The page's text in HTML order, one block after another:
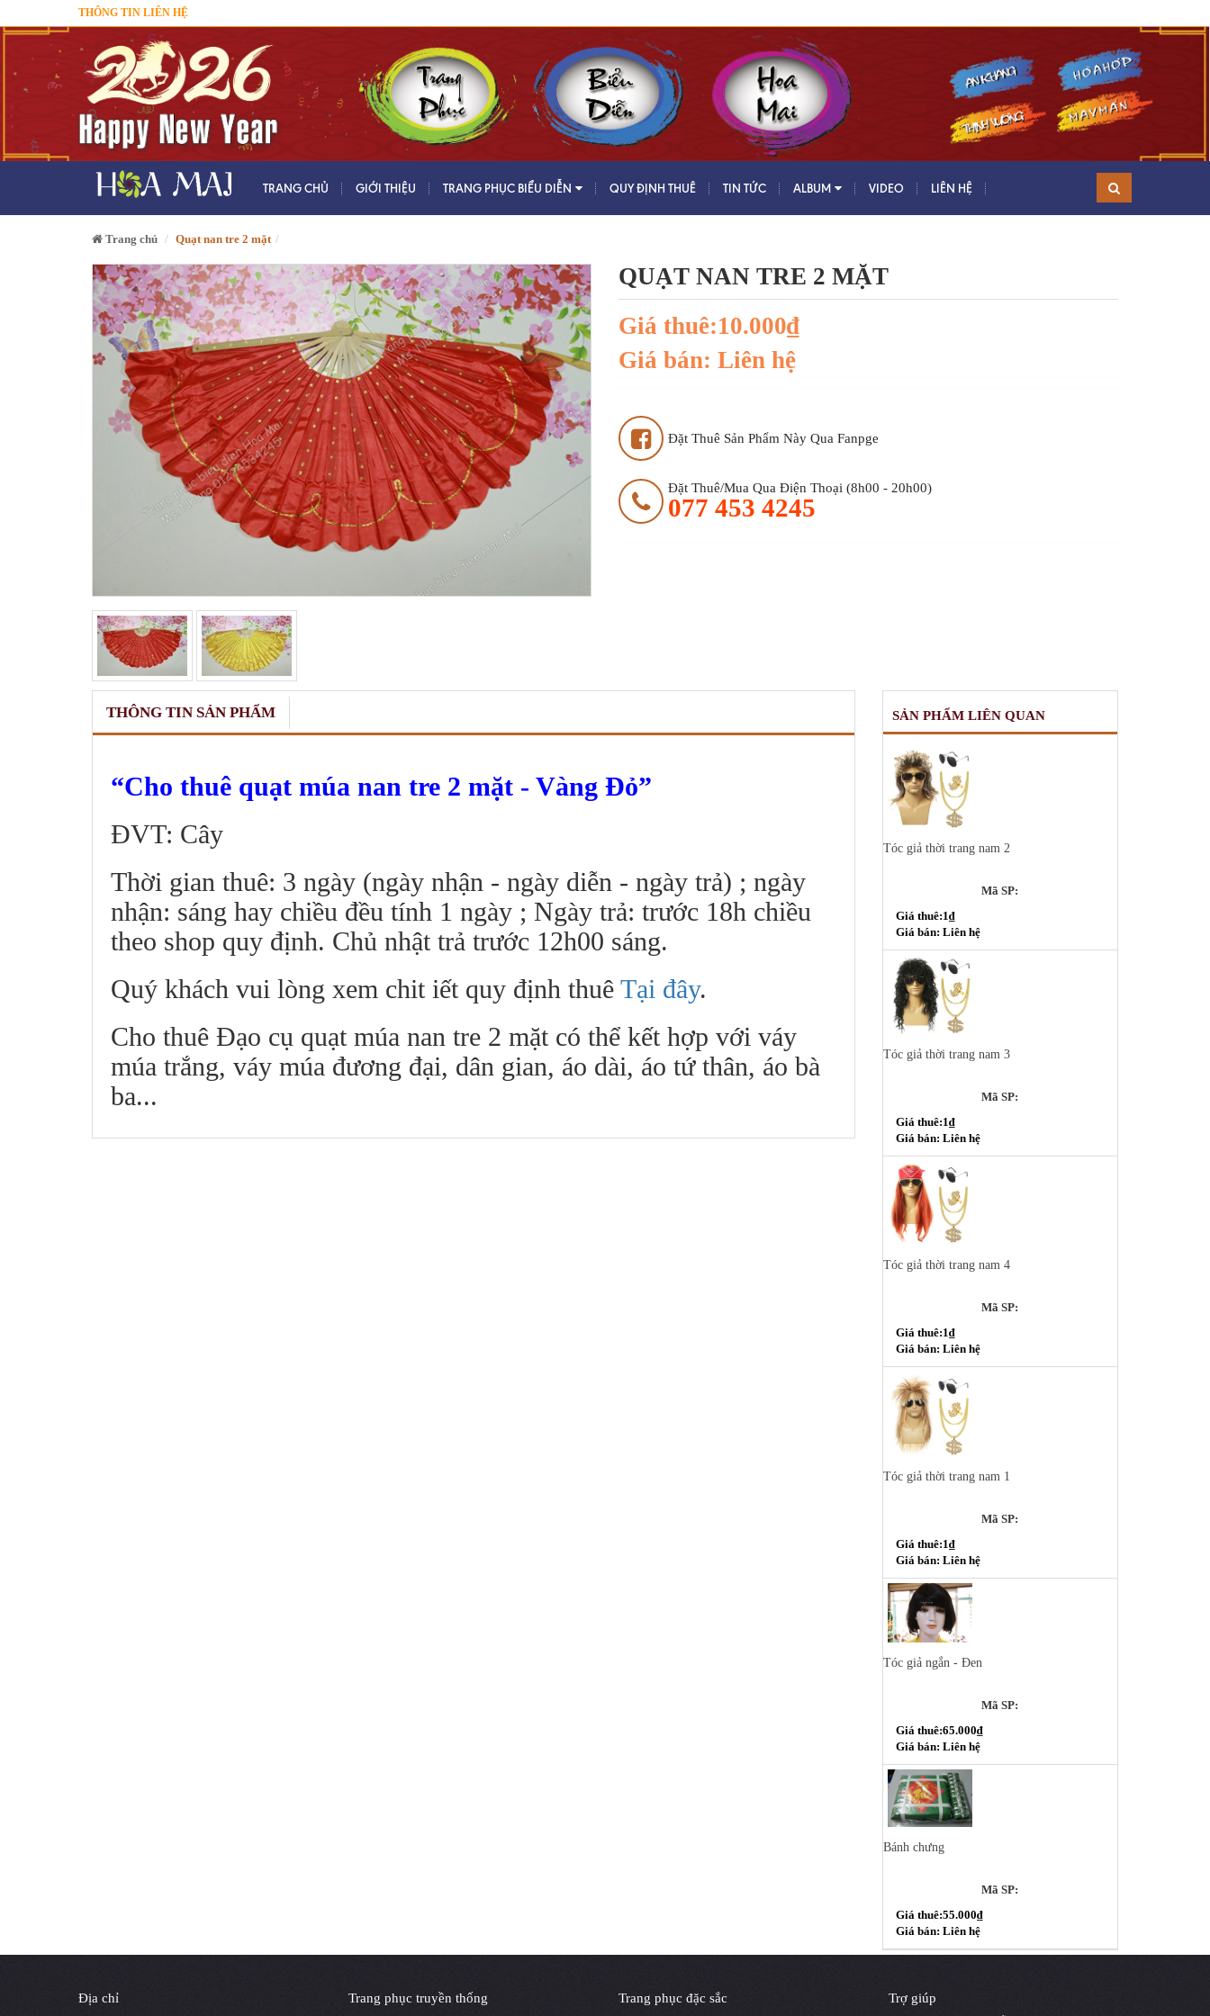
THÔNG TIN LIÊN HỆ
TRANG CHỦ GIỚI THIỆU TRANG PHỤC BIỂU DIỄN QUY ĐỊNH THUÊ TIN TỨC ALBUM VIDEO LIÊN HỆ
Trang chủ Quạt nan tre 2 mặt
QUẠT NAN TRE 2 MẶT
Giá thuê:10.000₫
Giá bán: Liên hệ
Đặt Thuê Sản Phẩm Này Qua Fanpge
Đặt Thuê/mua Qua Điện Thoại (8h00 - 20h00)
077 453 4245
THÔNG TIN SẢN PHẨM
Cho thuê quạt múa nan tre 2 mặt - Vàng Đỏ
ĐVT: Cây
Thời gian thuê: 3 ngày (ngày nhận - ngày diễn - ngày trả) ; ngày
nhận: sáng hay chiều đều tính 1 ngày ; Ngày trả: trước 18h chiều
theo shop quy định. Chủ nhật trả trước 12h00 sáng.
Quý khách vui lòng xem chit iết quy định thuê Tại đây.
Cho thuê Đạo cụ quạt múa nan tre 2 mặt có thể kết hợp với váy
múa trắng, váy múa đương đại, dân gian, áo dài, áo tứ thân, áo bà
ba...
SẢN PHẨM LIÊN QUAN
Tóc giả thời trang nam 2
Mã SP:
Giá thuê:1₫
Giá bán: Liên hệ
Tóc giả thời trang nam 3
Mã SP:
Giá thuê:1₫
Giá bán: Liên hệ
Tóc giả thời trang nam 4
Mã SP:
Giá thuê:1₫
Giá bán: Liên hệ
Tóc giả thời trang nam 1
Mã SP:
Giá thuê:1₫
Giá bán: Liên hệ
Tóc giả ngắn - Đen
Mã SP:
Giá thuê:65.000₫
Giá bán: Liên hệ
Bánh chưng
Mã SP:
Giá thuê:55.000₫
Giá bán: Liên hệ
Địa chỉ Trang phục truyền thống Trang phục đặc sắc Trợ giúp